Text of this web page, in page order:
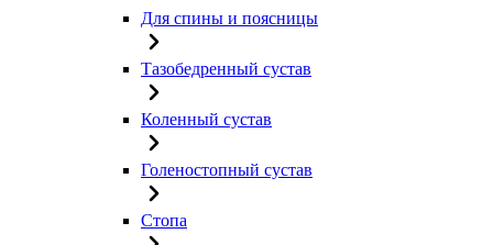
Для спины и поясницы
Тазобедренный сустав
Коленный сустав
Голеностопный сустав
Стопа